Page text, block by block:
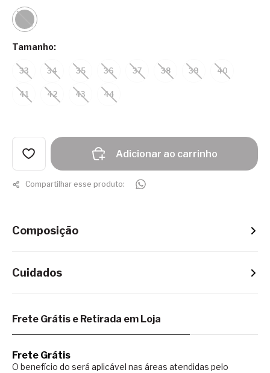
Tamanho:
33 34 35 36 37 38 39 40
41 42 43 44
Adicionar ao carrinho
Compartilhar esse produto:
Composição
Cuidados
Frete Grátis e Retirada em Loja
Frete Grátis
O benefício do será aplicável nas áreas atendidas pelo